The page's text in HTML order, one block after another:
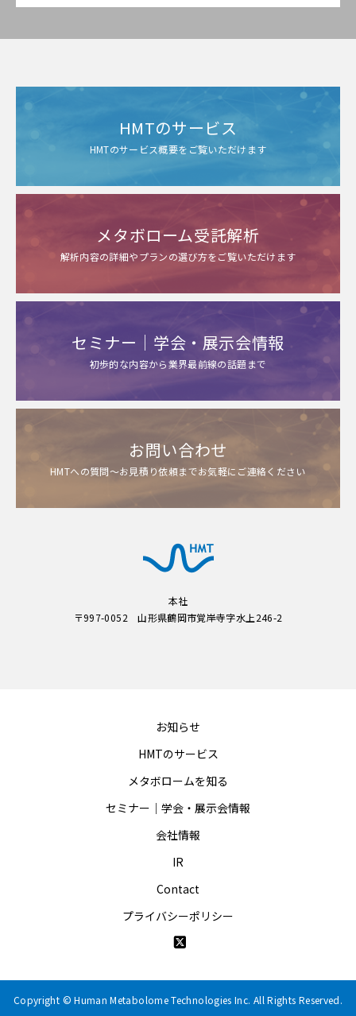
HMTのサービス
HMTのサービス概要をご覧いただけます
メタボローム受託解析
解析内容の詳細やプランの選び方をご覧いただけます
セミナー｜学会・展示会情報
初歩的な内容から業界最前線の話題まで
お問い合わせ
HMTへの質問～お見積り依頼までお気軽にご連絡ください
本社
〒997-0052 山形県鶴岡市覚岸寺字水上246-2
お知らせ
HMTのサービス
メタボロームを知る
セミナー｜学会・展示会情報
会社情報
IR
Contact
プライバシーポリシー
Copyright © Human Metabolome Technologies Inc. All Rights Reserved.